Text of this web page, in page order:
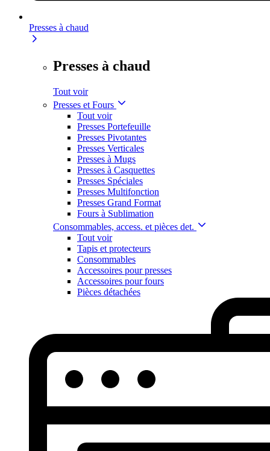
Presses à chaud
Presses à chaud
Tout voir
Presses et Fours
Tout voir
Presses Portefeuille
Presses Pivotantes
Presses Verticales
Presses à Mugs
Presses à Casquettes
Presses Spéciales
Presses Multifonction
Presses Grand Format
Fours à Sublimation
Consommables, access. et pièces det.
Tout voir
Tapis et protecteurs
Consommables
Accessoires pour presses
Accessoires pour fours
Pièces détachées